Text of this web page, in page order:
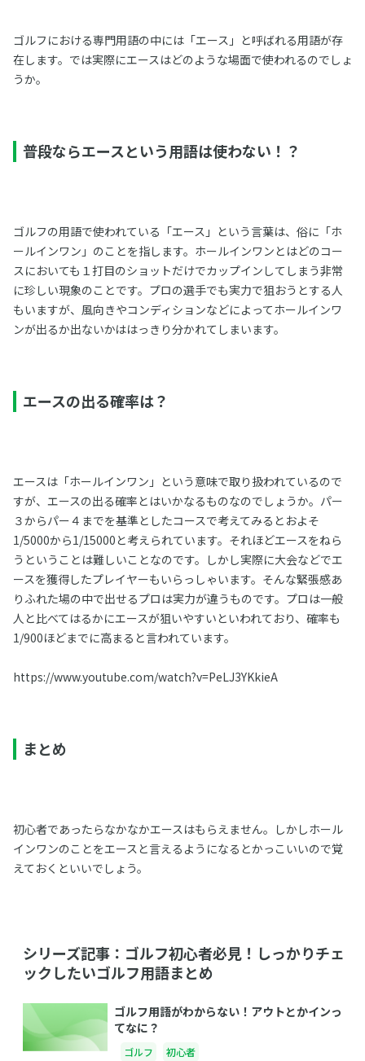
ゴルフにおける専門用語の中には「エース」と呼ばれる用語が存
在します。では実際にエースはどのような場面で使われるのでしょ
うか。
普段ならエースという用語は使わない！？
ゴルフの用語で使われている「エース」という言葉は、俗に「ホ
ールインワン」のことを指します。ホールインワンとはどのコー
スにおいても１打目のショットだけでカップインしてしまう非常
に珍しい現象のことです。プロの選手でも実力で狙おうとする人
もいますが、風向きやコンディションなどによってホールインワ
ンが出るか出ないかははっきり分かれてしまいます。
エースの出る確率は？
エースは「ホールインワン」という意味で取り扱われているので
すが、エースの出る確率とはいかなるものなのでしょうか。パー
３からパー４までを基準としたコースで考えてみるとおよそ
1/5000から1/15000と考えられています。それほどエースをねら
うということは難しいことなのです。しかし実際に大会などでエ
ースを獲得したプレイヤーもいらっしゃいます。そんな緊張感あ
りふれた場の中で出せるプロは実力が違うものです。プロは一般
人と比べてはるかにエースが狙いやすいといわれており、確率も
1/900ほどまでに高まると言われています。
https://www.youtube.com/watch?v=PeLJ3YKkieA
まとめ
初心者であったらなかなかエースはもらえません。しかしホール
インワンのことをエースと言えるようになるとかっこいいので覚
えておくといいでしょう。
シリーズ記事：ゴルフ初心者必見！しっかりチェ
ックしたいゴルフ用語まとめ
ゴルフ用語がわからない！アウトとかインっ
てなに？
ゴルフ 初心者